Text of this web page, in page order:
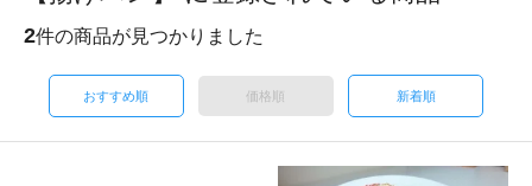
2件の商品が見つかりました
おすすめ順 価格順 新着順